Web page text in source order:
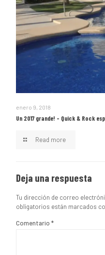
enero 9, 2018
Un 2017 grande! – Quick & Rock
Read more
Deja una respuesta
Tu dirección de correo
obligatorios están marcados
Comentario *